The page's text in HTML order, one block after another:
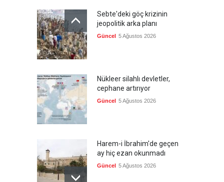
Sebte'deki göç krizinin
jeopolitik arka planı
Güncel 5 Ağustos 2026
Nükleer silahlı devletler,
cephane artırıyor
Güncel 5 Ağustos 2026
Harem-i İbrahim'de geçen
ay hiç ezan okunmadı
Güncel 5 Ağustos 2026